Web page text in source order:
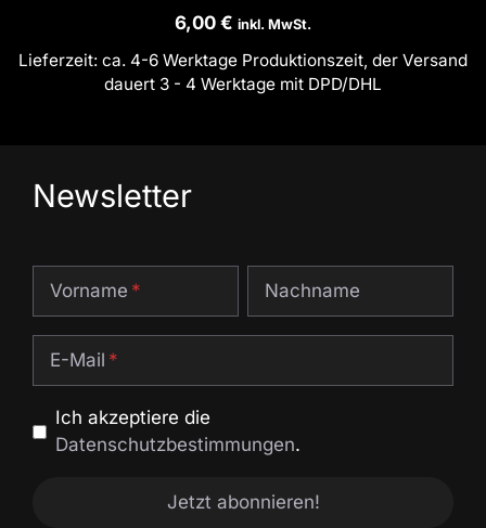
6,00 € inkl. MwSt.
Lieferzeit: ca. 4-6 Werktage Produktionszeit, der Versand
dauert 3 - 4 Werktage mit DPD/DHL
Newsletter
Vorname Nachname
E-Mail
Ich akzeptiere die
Datenschutzbestimmungen.